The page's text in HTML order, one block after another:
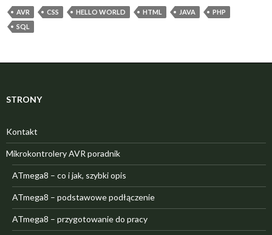
AVR CSS HELLO WORLD HTML JAVA
PHP
SQL
STRONY
Kontakt
Mikrokontrolery AVR poradnik
ATmega8 – co i jak, szybki opis
ATmega8 – podstawowe podłączenie
ATmega8 – przygotowanie do pracy